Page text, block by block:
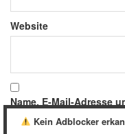
Website
Name, E-Mail-Adresse
meinen nächsten
Kein Adblocker